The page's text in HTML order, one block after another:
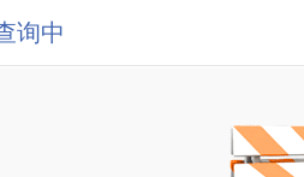
询中